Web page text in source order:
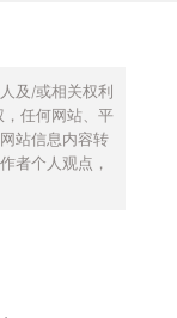
及/或相关权利
任何网站、平
站信息内容转
者个人观点，